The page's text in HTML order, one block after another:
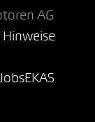
AG
EKAS